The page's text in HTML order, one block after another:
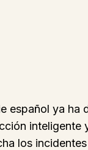
español ya ha
inteligente
los incidentes